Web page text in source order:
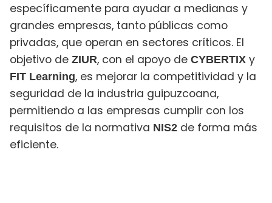
específicamente para ayudar a medianas y
grandes empresas, tanto públicas como
privadas, que operan en sectores críticos. El
objetivo de ZIUR, con el apoyo de CYBERTIX y
FIT Learning, es mejorar la competitividad y la
seguridad de la industria guipuzcoana,
permitiendo a las empresas cumplir con los
requisitos de la normativa NIS2 de forma más
eficiente.